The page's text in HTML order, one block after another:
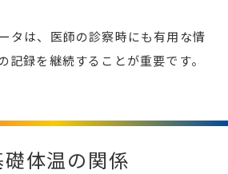
タは、医師の診察時にも有用な情
記録を継続することが重要です。
体温の関係